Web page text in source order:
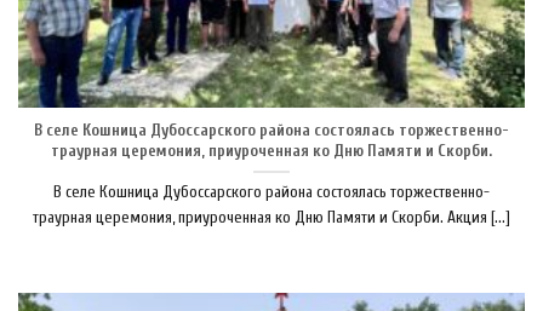
В селе Кошница Дубоссарского района состоялась торжественно-
траурная церемония, приуроченная ко Дню Памяти и Скорби.
В селе Кошница Дубоссарского района состоялась торжественно-
траурная церемония, приуроченная ко Дню Памяти и Скорби. Акция [...]